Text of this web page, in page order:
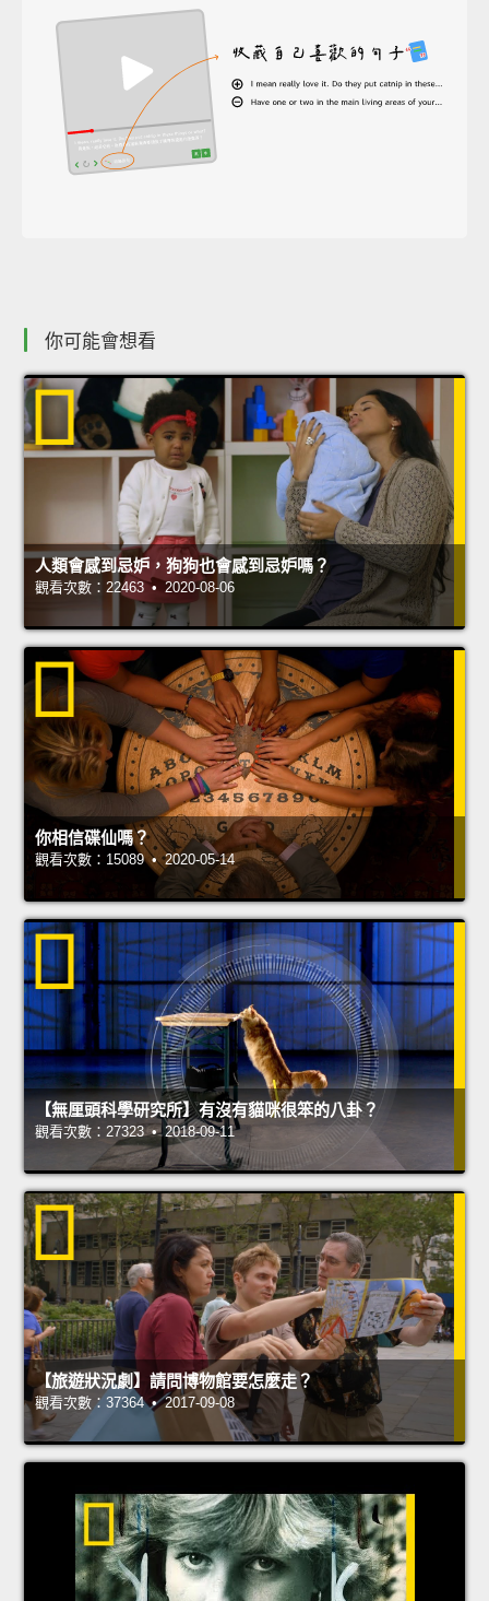
你可能會想看
人類會感到忌妒，狗狗也會感到忌妒嗎？
觀看次數：22463 • 2020-08-06
你相信碟仙嗎？
觀看次數：15089 • 2020-05-14
【無厘頭科學研究所】有沒有貓咪很笨的八卦？
觀看次數：27323 • 2018-09-11
【旅遊狀況劇】請問博物館要怎麼走？
觀看次數：37364 • 2017-09-08